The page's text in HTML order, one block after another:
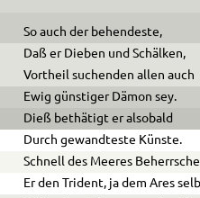
So auch der behendeste,
Daß er Dieben und Schälken,
Vortheil suchenden allen auch
Ewig günstiger Dämon sey.
Dieß bethätigt er alsobald
Durch gewandteste Künste.
Schnell des Meeres
Er den Trident, ja dem Ares